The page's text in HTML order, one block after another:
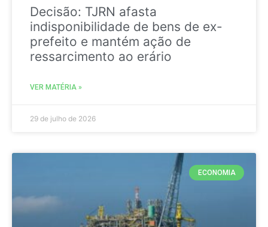
Decisão: TJRN afasta
indisponibilidade de bens de ex-
prefeito e mantém ação de
ressarcimento ao erário
VER MATÉRIA »
29 de julho de 2026
ECONOMIA